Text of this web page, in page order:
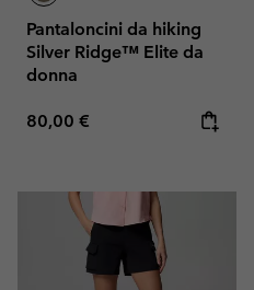
Pantaloncini da hiking
Silver Ridge™ Elite da
donna
Regular price:
80,00 €